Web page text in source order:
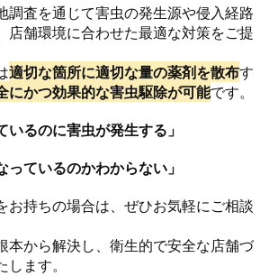
調査を通じて害虫の発生源や侵入経路
店舗環境に合わせた最適な対策をご提
適切な箇所に適切な量の薬剤を散布す
にかつ効果的な害虫駆除が可能です。
いるのに害虫が発生する」
っているのかわからない」
お持ちの場合は、ぜひお気軽にご相談
本から解決し、衛生的で安全な店舗づ
ます。